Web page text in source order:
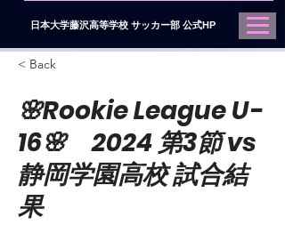
日本大学藤沢高等学校 サッカー部 公式HP
< Back
🌸Rookie League U-
16🌸 2024 第3節 vs
静岡学園高校 試合結
果